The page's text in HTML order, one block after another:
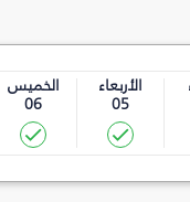
الأربعاء
05
الخميس
06